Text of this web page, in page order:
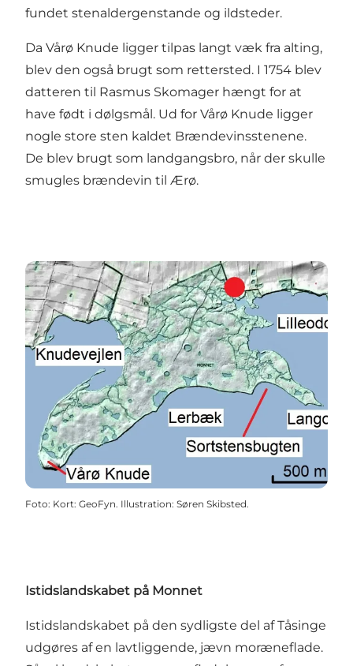
fundet stenaldergenstande og ildsteder.
Da Vårø Knude ligger tilpas langt væk fra alting,
blev den også brugt som rettersted. I 1754 blev
datteren til Rasmus Skomager hængt for at
have født i dølgsmål. Ud for Vårø Knude ligger
nogle store sten kaldet Brændevinsstenene.
De blev brugt som landgangsbro, når der skulle
smugles brændevin til Ærø.
Foto: Kort: GeoFyn. Illustration: Søren Skibsted.
Istidslandskabet på Monnet
Istidslandskabet på den sydligste del af Tåsinge
udgøres af en lavtliggende, jævn moræneflade.